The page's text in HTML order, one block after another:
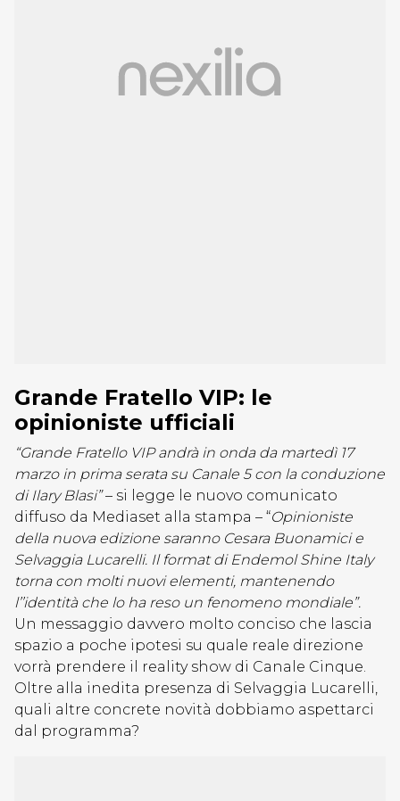
Grande Fratello VIP: le
opinioniste ufficiali
“Grande Fratello VIP andrà in onda da martedì 17
marzo in prima serata su Canale 5 con la conduzione
di Ilary Blasi”– si legge le nuovo comunicato
diffuso da Mediaset alla stampa – “Opinioniste
della nuova edizione saranno Cesara Buonamici e
Selvaggia Lucarelli. Il format di Endemol Shine Italy
torna con molti nuovi elementi, mantenendo
l’’identità che lo ha reso un fenomeno mondiale”.
Un messaggio davvero molto conciso che lascia
spazio a poche ipotesi su quale reale direzione
vorrà prendere il reality show di Canale Cinque.
Oltre alla inedita presenza di Selvaggia Lucarelli,
quali altre concrete novità dobbiamo aspettarci
dal programma?